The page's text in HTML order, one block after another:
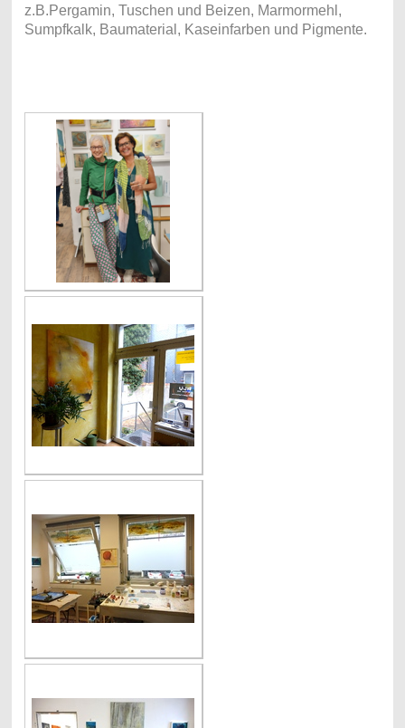
z.B.Pergamin, Tuschen und Beizen, Marmormehl,
Sumpfkalk, Baumaterial, Kaseinfarben und Pigmente.